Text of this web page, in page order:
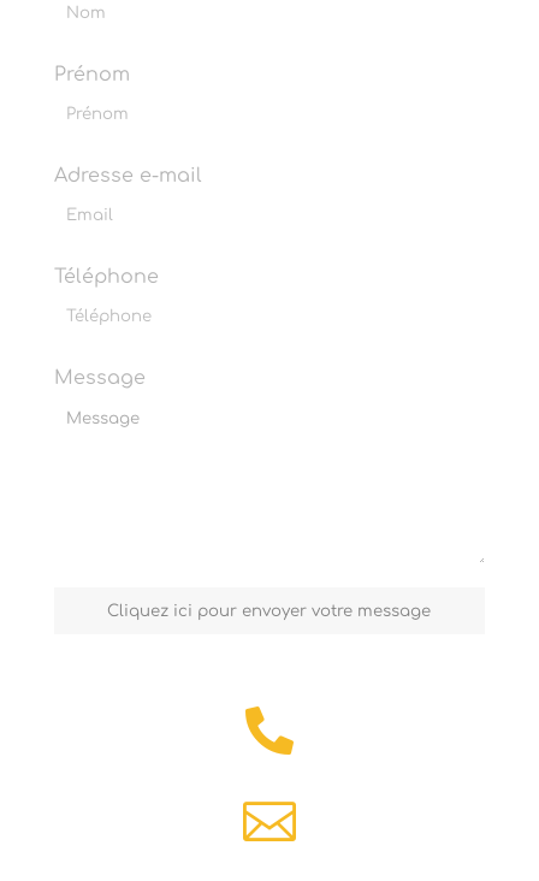
Prénom
Adresse e-mail
Téléphone
Message
Cliquez ici pour envoyer votre message

